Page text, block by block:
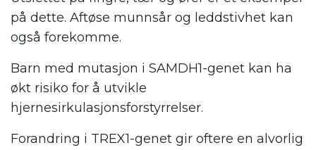
på dette. Aftøse munnsår og leddstivhet kan
også forekomme.
Barn med mutasjon i SAMDH1-genet kan ha
økt risiko for å utvikle
hjernesirkulasjonsforstyrrelser.
Forandring i TREX1-genet gir oftere en alvorlig